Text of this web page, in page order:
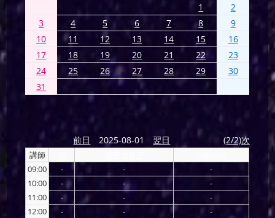
1
2
3
4 5 6 7 8
9
10
11 12 13 14 15
16
17
18 19 20 21 22
23
24
25 26 27 28 29
30
31
前日 2025-08-01 翌日 (2/2)次
講師
09:00
- -
-
10:00
- -
-
11:00
- -
-
12:00
- -
-